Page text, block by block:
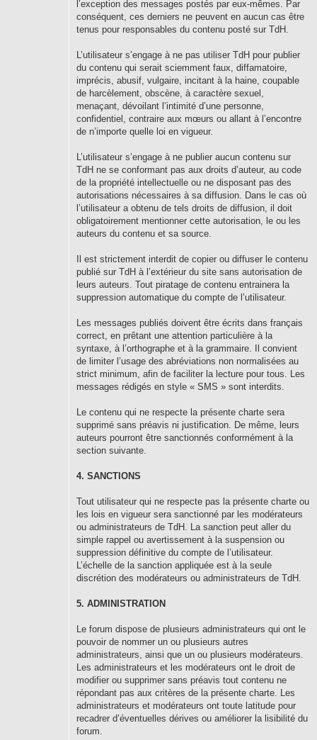
l’exception des messages postés par eux-mêmes. Par
conséquent, ces derniers ne peuvent en aucun cas être
tenus pour responsables du contenu posté sur TdH.
L’utilisateur s’engage à ne pas utiliser TdH pour publier
du contenu qui serait sciemment faux, diffamatoire,
imprécis, abusif, vulgaire, incitant à la haine, coupable
de harcèlement, obscène, à caractère sexuel,
menaçant, dévoilant l’intimité d’une personne,
confidentiel, contraire aux mœurs ou allant à l’encontre
de n’importe quelle loi en vigueur.
L’utilisateur s’engage à ne publier aucun contenu sur
TdH ne se conformant pas aux droits d’auteur, au code
de la propriété intellectuelle ou ne disposant pas des
autorisations nécessaires à sa diffusion. Dans le cas où
l’utilisateur a obtenu de tels droits de diffusion, il doit
obligatoirement mentionner cette autorisation, le ou les
auteurs du contenu et sa source.
Il est strictement interdit de copier ou diffuser le contenu
publié sur TdH à l’extérieur du site sans autorisation de
leurs auteurs. Tout piratage de contenu entrainera la
suppression automatique du compte de l’utilisateur.
Les messages publiés doivent être écrits dans français
correct, en prêtant une attention particulière à la
syntaxe, à l’orthographe et à la grammaire. Il convient
de limiter l’usage des abréviations non normalisées au
strict minimum, afin de faciliter la lecture pour tous. Les
messages rédigés en style « SMS » sont interdits.
Le contenu qui ne respecte la présente charte sera
supprimé sans préavis ni justification. De même, leurs
auteurs pourront être sanctionnés conformément à la
section suivante.
4. SANCTIONS
Tout utilisateur qui ne respecte pas la présente charte ou
les lois en vigueur sera sanctionné par les modérateurs
ou administrateurs de TdH. La sanction peut aller du
simple rappel ou avertissement à la suspension ou
suppression définitive du compte de l’utilisateur.
L’échelle de la sanction appliquée est à la seule
discrétion des modérateurs ou administrateurs de TdH.
5. ADMINISTRATION
Le forum dispose de plusieurs administrateurs qui ont le
pouvoir de nommer un ou plusieurs autres
administrateurs, ainsi que un ou plusieurs modérateurs.
Les administrateurs et les modérateurs ont le droit de
modifier ou supprimer sans préavis tout contenu ne
répondant pas aux critères de la présente charte. Les
administrateurs et modérateurs ont toute latitude pour
recadrer d’éventuelles dérives ou améliorer la lisibilité du
forum.